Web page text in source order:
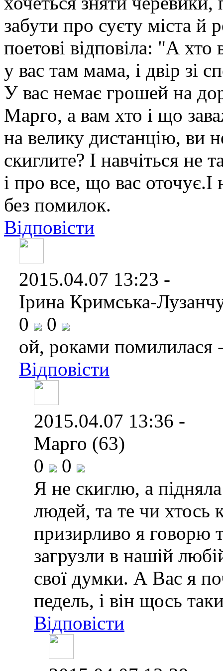
забути про суєту міста й
поетові відповіла: "А
у вас там мама, і двір зі
У вас немає грошей на
Марго, а вам хто і що
на велику дистанцію, ви
скиглите? І навчіться не
і про все, що вас оточує.І
без помилок.
Відповісти
2015.04.07 13:23 -
Ірина Кримська-
0
0
ой, роками помилилася
Відповісти
2015.04.07 13:36 -
Марго (63)
0
0
Я не скиглю, а
людей, та те чи хтось
призирливо я говорю
загрузли в нашій
свої думки. А Вас я
педель, і він щось
Відповісти